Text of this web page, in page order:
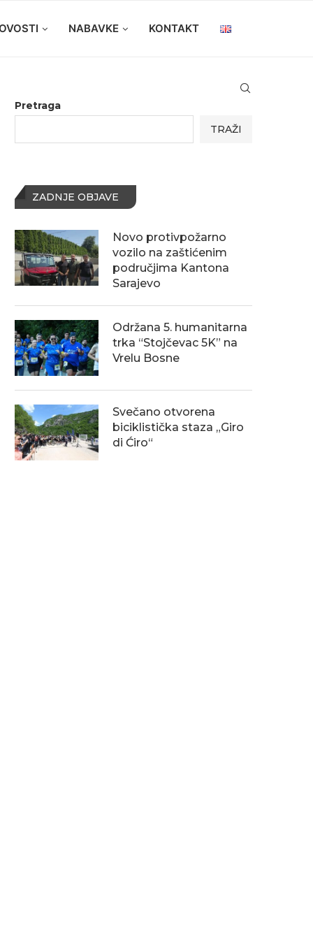
NABAVKE KONTAKT
Pretraga
TRAŽI
ZADNJE OBJAVE
Novo protivpožarno
vozilo na zaštićenim
područjima Kantona
Sarajevo
Održana 5. humanitarna
trka “Stojčevac 5K” na
Vrelu Bosne
Svečano otvorena
biciklistička staza „Giro
di Ćiro“